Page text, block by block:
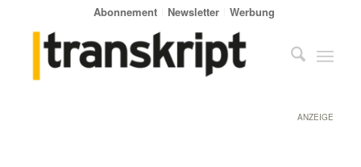
Abonnement Newsletter Werbung
ANZEIGE